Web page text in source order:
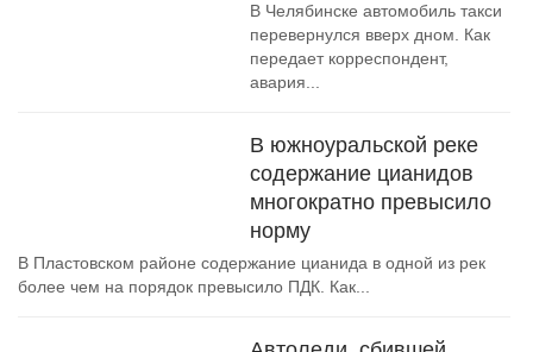
В Челябинске автомобиль такси
перевернулся вверх дном. Как
передает корреспондент,
авария...
В южноуральской реке
содержание цианидов
многократно превысило
норму
В Пластовском районе содержание цианида в одной из рек
более чем на порядок превысило ПДК. Как...